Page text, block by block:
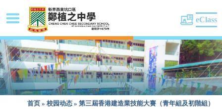
eClass
首页 » 校园动态 » 第三屆香港建造業技能大賽（青年組及初階組）